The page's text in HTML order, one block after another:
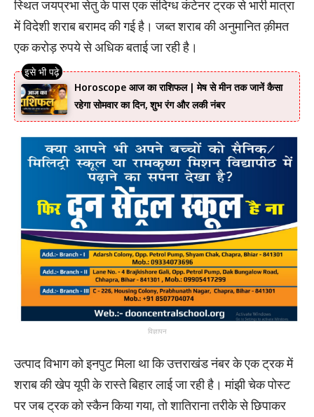
स्थित जयप्रभा सेतु के पास एक संदिग्ध कंटेनर ट्रक से भारी मात्रा
में विदेशी शराब बरामद की गई है। जब्त शराब की अनुमानित क़ीमत
एक करोड़ रुपये से अधिक बताई जा रही है।
Horoscope आज का राशिफल | मेष से मीन तक जानें कैसा
रहेगा सोमवार का दिन, शुभ रंग और लकी नंबर
विज्ञापन
उत्पाद विभाग को इनपुट मिला था कि उत्तराखंड नंबर के एक ट्रक में
शराब की खेप यूपी के रास्ते बिहार लाई जा रही है। मांझी चेक पोस्ट
पर जब ट्रक को स्कैन किया गया, तो शातिराना तरीके से छिपाकर